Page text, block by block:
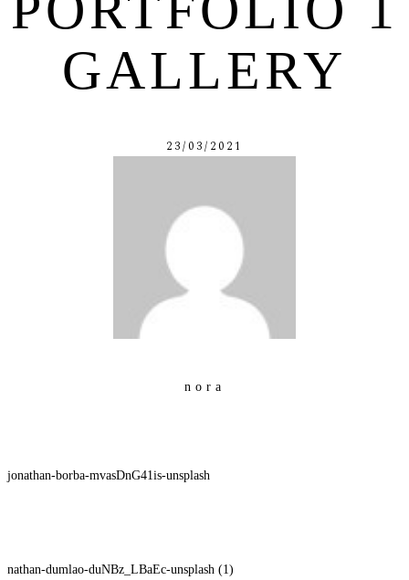
GALLERY
23/03/2021
nora
jonathan-borba-mvasDnG41is-unsplash
nathan-dumlao-duNBz_LBaEc-unsplash (1)